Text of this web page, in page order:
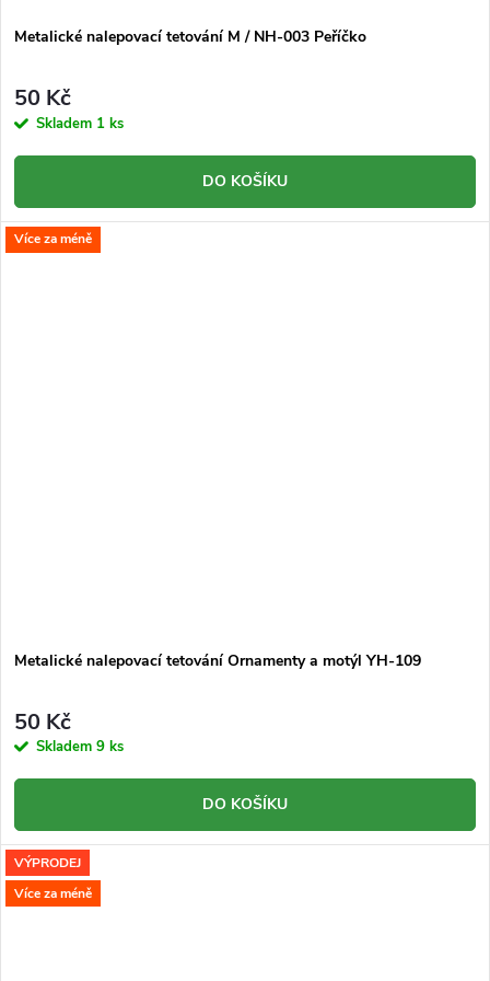
Metalické nalepovací tetování M / NH-003 Peříčko
50 Kč
Skladem 1 ks
DO KOŠÍKU
Více za méně
Metalické nalepovací tetování Ornamenty a motýl YH-109
50 Kč
Skladem 9 ks
DO KOŠÍKU
VÝPRODEJ
Více za méně